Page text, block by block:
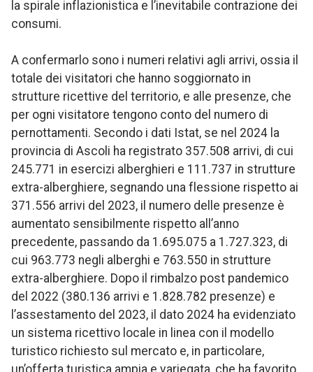
la spirale inflazionistica e l’inevitabile contrazione dei
consumi.
A confermarlo sono i numeri relativi agli arrivi, ossia il
totale dei visitatori che hanno soggiornato in
strutture ricettive del territorio, e alle presenze, che
per ogni visitatore tengono conto del numero di
pernottamenti. Secondo i dati Istat, se nel 2024 la
provincia di Ascoli ha registrato 357.508 arrivi, di cui
245.771 in esercizi alberghieri e 111.737 in strutture
extra-alberghiere, segnando una flessione rispetto ai
371.556 arrivi del 2023, il numero delle presenze è
aumentato sensibilmente rispetto all’anno
precedente, passando da 1.695.075 a 1.727.323, di
cui 963.773 negli alberghi e 763.550 in strutture
extra-alberghiere. Dopo il rimbalzo post pandemico
del 2022 (380.136 arrivi e 1.828.782 presenze) e
l’assestamento del 2023, il dato 2024 ha evidenziato
un sistema ricettivo locale in linea con il modello
turistico richiesto sul mercato e, in particolare,